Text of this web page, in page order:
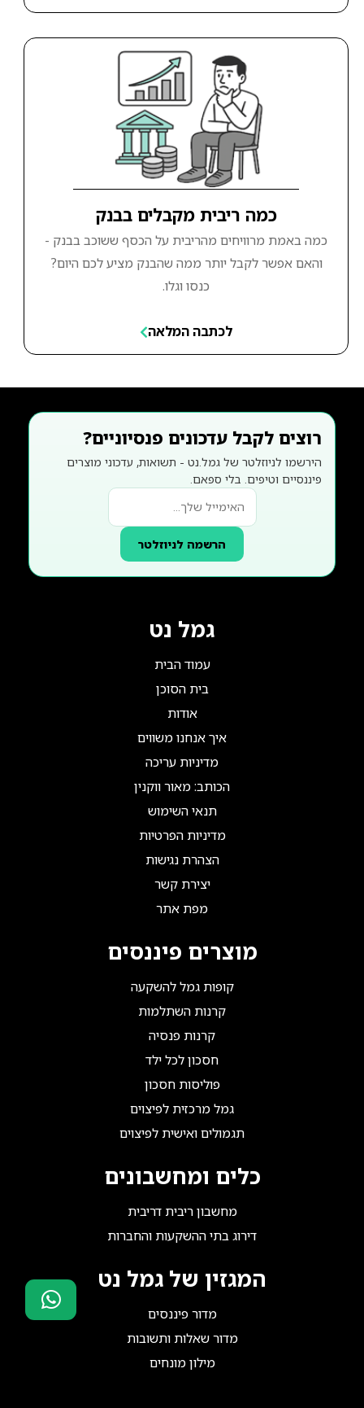
כמה ריבית מקבלים בבנק
כמה באמת מרוויחים מהריבית על הכסף ששוכב בבנק -
והאם אפשר לקבל יותר ממה שהבנק מציע לכם היום?
כנסו וגלו.
לכתבה המלאה
רוצים לקבל עדכונים פנסיוניים?
הירשמו לניוזלטר של גמל.נט - תשואות, עדכוני מוצרים
פיננסיים וטיפים. בלי ספאם.
הרשמה לניוזלטר
גמל נט
עמוד הבית
בית הסוכן
אודות
איך אנחנו משווים
מדיניות עריכה
הכותב: מאור ווקנין
תנאי השימוש
מדיניות הפרטיות
הצהרת נגישות
יצירת קשר
מפת אתר
מוצרים פיננסים
קופות גמל להשקעה
קרנות השתלמות
קרנות פנסיה
חסכון לכל ילד
פוליסות חסכון
גמל מרכזית לפיצוים
תגמולים ואישית לפיצוים
כלים ומחשבונים
מחשבון ריבית דריבית
דירוג בתי ההשקעות והחברות
המגזין של גמל נט
מדור פיננסים
מדור שאלות ותשובות
מילון מונחים